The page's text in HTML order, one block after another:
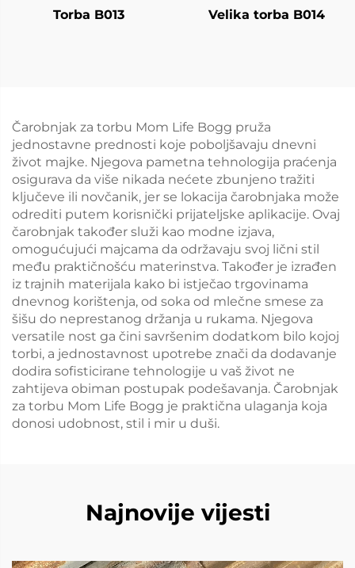
Torba B013 Velika torba B014
Čarobnjak za torbu Mom Life Bogg pruža
jednostavne prednosti koje poboljšavaju dnevni
život majke. Njegova pametna tehnologija praćenja
osigurava da više nikada nećete zbunjeno tražiti
ključeve ili novčanik, jer se lokacija čarobnjaka može
odrediti putem korisnički prijateljske aplikacije. Ovaj
čarobnjak također služi kao modne izjava,
omogućujući majcama da održavaju svoj lični stil
među praktičnošću materinstva. Također je izrađen
iz trajnih materijala kako bi istječao trgovinama
dnevnog korištenja, od soka od mlečne smese za
šišu do neprestanog držanja u rukama. Njegova
versatile nost ga čini savršenim dodatkom bilo kojoj
torbi, a jednostavnost upotrebe znači da dodavanje
dodira sofisticirane tehnologije u vaš život ne
zahtijeva obiman postupak podešavanja. Čarobnjak
za torbu Mom Life Bogg je praktična ulaganja koja
donosi udobnost, stil i mir u duši.
Najnovije vijesti